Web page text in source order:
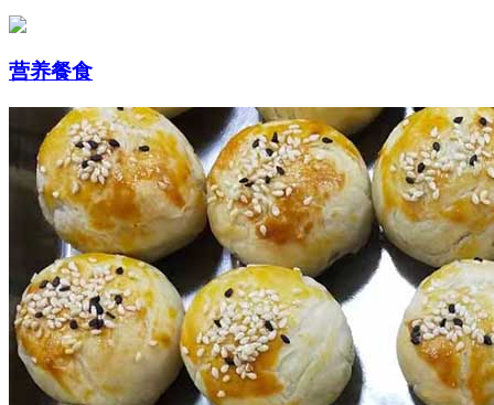
营养餐食